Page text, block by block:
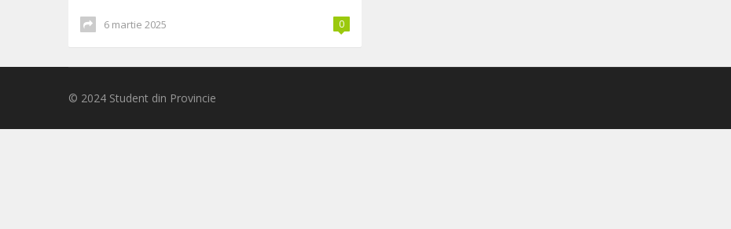
6 martie 2025 0
© 2024 Student din Provincie